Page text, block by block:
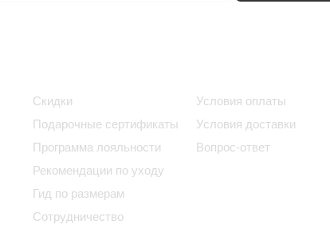
Скидки
Подарочные сертификаты
Программа лояльности
Рекомендации по уходу
Гид по размерам
Сотрудничество
Условия оплаты
Условия доставки
Вопрос-ответ